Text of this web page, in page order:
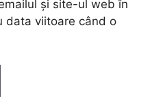
și site-ul web în
data viitoare când o